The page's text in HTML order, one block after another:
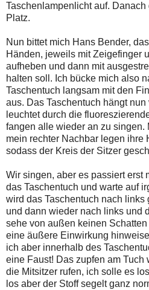
Taschenlampenlicht auf.
Platz.
Nun bittet mich Hans Bender,
Händen, jeweils mit Zeigefinger
aufheben und dann mit
halten soll. Ich bücke mich also
Taschentuch langsam mit den
aus. Das Taschentuch hängt
leuchtet durch die
fangen alle wieder an zu singen.
mein rechter Nachbar legen ihre
sodass der Kreis der Sitzer
Wir singen, aber es passiert erst
das Taschentuch und warte auf
wird das Taschentuch nach links
und dann wieder nach links und
sehe von außen keinen
eine äußere Einwirkung
ich aber innerhalb des
eine Faust! Das zupfen am Tuch
die Mitsitzer rufen, ich solle es
los aber der Stoff segelt ganz